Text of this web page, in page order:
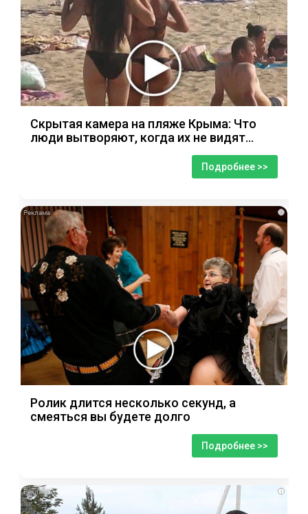
Скрытая камера на пляже Крыма: Что
люди вытворяют, когда их не видят...
Подробнее >>
i
Ролик длится несколько секунд, а
смеяться вы будете долго
Подробнее >>
i